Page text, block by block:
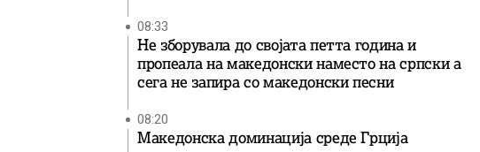
08:33
Не зборувала до својата петта година и
пропеала на македонски наместо на српски а
сега не запира со македонски песни
08:20
Македонска доминација среде Грција